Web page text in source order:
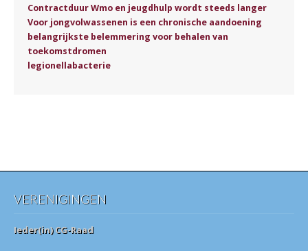
Contractduur Wmo en jeugdhulp wordt steeds langer
Voor jongvolwassenen is een chronische aandoening
belangrijkste belemmering voor behalen van
toekomstdromen
legionellabacterie
VERENIGINGEN
Ieder(in) CG-Raad